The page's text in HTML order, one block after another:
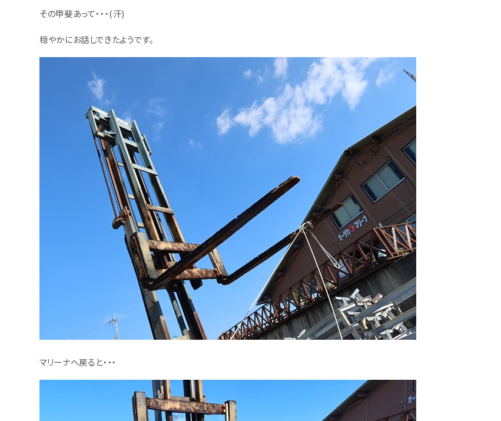
その甲斐あって・・・(汗)
穏やかにお話しできたようです。
マリーナへ戻ると・・・